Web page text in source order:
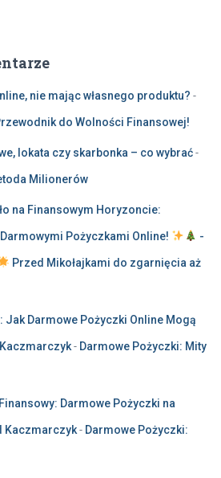
nie mając własnego produktu? -
do Wolności Finansowej!
lokata czy skarbonka – co wybrać-
Milionerów
na Finansowym Horyzoncie:
Pożyczkami Online! -
Przed Mikołajkami do zgarnięcia aż
Jak Darmowe Pożyczki Online Mogą
- Darmowe Pożyczki: Mity
Darmowe Pożyczki na
Kaczmarczyk- Darmowe Pożyczki: